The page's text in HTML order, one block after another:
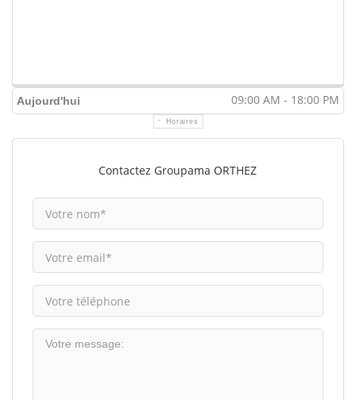
Aujourd'hui 09:00 AM - 18:00 PM
Horaires
Contactez Groupama ORTHEZ